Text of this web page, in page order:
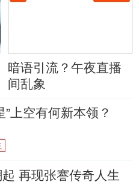
暗语引流？午夜直播
间乱象
”上空有何新本领？
再现张謇传奇人生